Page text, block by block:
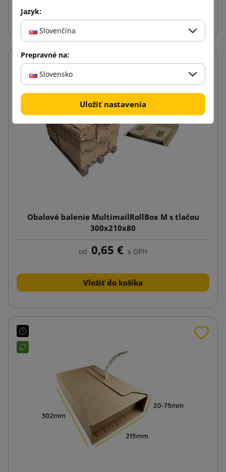
Obalové balenie MultimailRollBox M s tlačou
300x210x80
od 0,65 € s DPH
Vložiť do košíka
Jazyk:
Slovenčina
Prepravné na:
Slovensko
Uložiť nastavenia